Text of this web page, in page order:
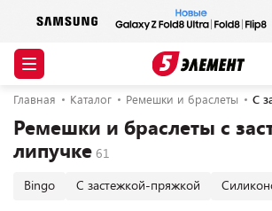
Главная Каталог Ремешки и браслеты С
Ремешки и браслеты с
липучке
Bingo С застежкой-пряжкой